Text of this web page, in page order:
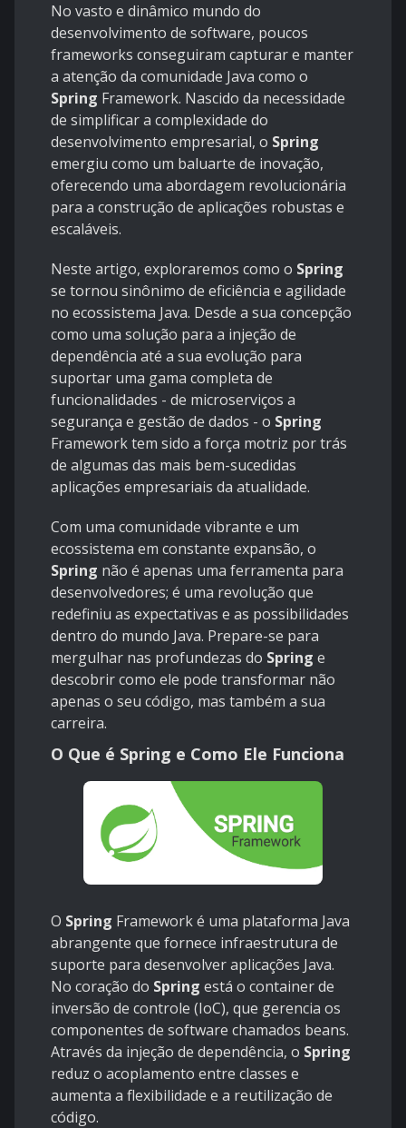
No vasto e dinâmico mundo do
desenvolvimento de software, poucos
frameworks conseguiram capturar e manter
a atenção da comunidade Java como o
Spring Framework. Nascido da necessidade
de simplificar a complexidade do
desenvolvimento empresarial, o Spring
emergiu como um baluarte de inovação,
oferecendo uma abordagem revolucionária
para a construção de aplicações robustas e
escaláveis.
Neste artigo, exploraremos como o Spring
se tornou sinônimo de eficiência e agilidade
no ecossistema Java. Desde a sua concepção
como uma solução para a injeção de
dependência até a sua evolução para
suportar uma gama completa de
funcionalidades - de microserviços a
segurança e gestão de dados - o Spring
Framework tem sido a força motriz por trás
de algumas das mais bem-sucedidas
aplicações empresariais da atualidade.
Com uma comunidade vibrante e um
ecossistema em constante expansão, o
Spring não é apenas uma ferramenta para
desenvolvedores; é uma revolução que
redefiniu as expectativas e as possibilidades
dentro do mundo Java. Prepare-se para
mergulhar nas profundezas do Spring e
descobrir como ele pode transformar não
apenas o seu código, mas também a sua
carreira.
O Que é Spring e Como Ele Funciona
O Spring Framework é uma plataforma Java
abrangente que fornece infraestrutura de
suporte para desenvolver aplicações Java.
No coração do Spring está o container de
inversão de controle (IoC), que gerencia os
componentes de software chamados beans.
Através da injeção de dependência, o Spring
reduz o acoplamento entre classes e
aumenta a flexibilidade e a reutilização de
código.